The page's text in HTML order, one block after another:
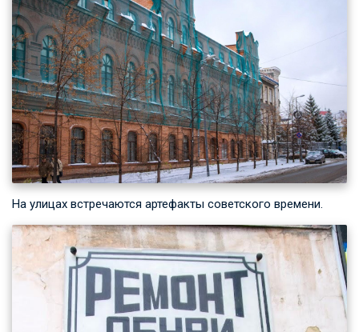
На улицах встречаются артефакты советского времени.